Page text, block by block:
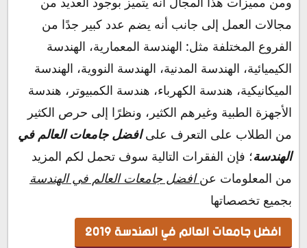
مجالات العمل إلى جانب أنه يضم عدد كبير جدًا من
الفروع المختلفة مثل: الهندسة المعمارية، الهندسة
الكيميائية، الهندسة المدنية، الهندسة النووية، الهندسة
الميكانيكية، هندسة الكهرباء، هندسة الكمبيوتر، هندسة
الأجهزة الطبية وغيرهم الكثير، ونظرًا إلى حرص الكثير
من الطلاب على التعرف علىافضل جامعات العالم في
الهندسة؛ فإن الفقرات التالية سوف تحمل لكم المزيد
من المعلومات عنافضل جامعات العالم في الهندسة
بجميع تخصصاتها
افضل جامعات العالم في الهندسة 2019